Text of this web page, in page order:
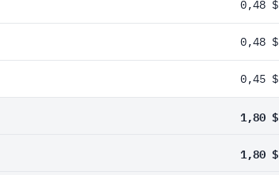
0,48 $
0,48 $
0,45 $
1,80 $
1,80 $